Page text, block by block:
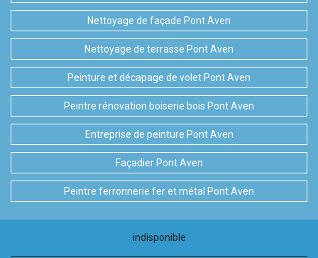
Nettoyage de façade Pont Aven
Nettoyage de terrasse Pont Aven
Peinture et décapage de volet Pont Aven
Peintre rénovation boiserie bois Pont Aven
Entreprise de peinture Pont Aven
Façadier Pont Aven
Peintre ferronnerie fer et métal Pont Aven
indisponible